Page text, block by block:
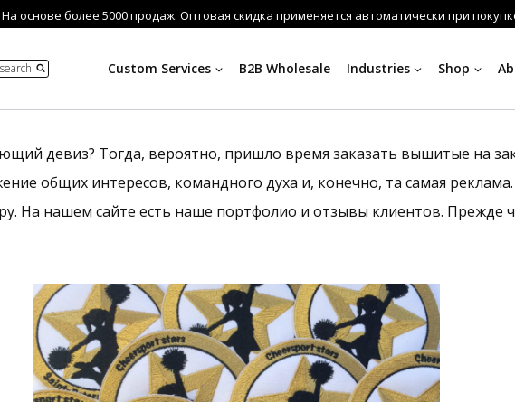
На основе более 5000 продаж. Оптовая скидка применяется автоматически при
search Custom Services B2B Wholesale Industries Shop
девиз? Тогда, вероятно, пришло время заказать вышитые на
общих интересов, командного духа и, конечно, та самая
На нашем сайте есть наше портфолио и отзывы клиентов.